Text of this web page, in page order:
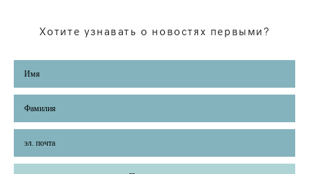
Хотите узнавать о новостях первыми?